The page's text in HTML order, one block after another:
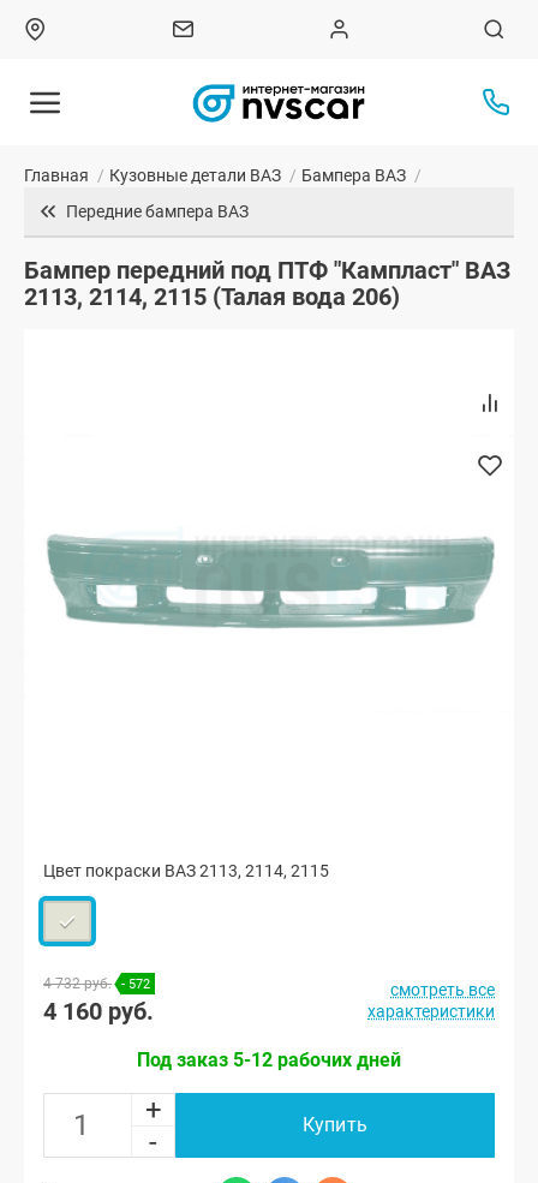
Главная / Кузовные детали ВАЗ / Бампера ВАЗ /
Передние бампера ВАЗ
Бампер передний под ПТФ "Кампласт" ВАЗ
2113, 2114, 2115 (Талая вода 206)
Цвет покраски ВАЗ 2113, 2114, 2115
4 732 руб. - 572
4 160 руб.
смотреть все
характеристики
Под заказ 5-12 рабочих дней
+
-
Купить